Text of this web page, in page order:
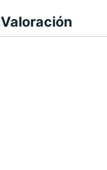
Valoración